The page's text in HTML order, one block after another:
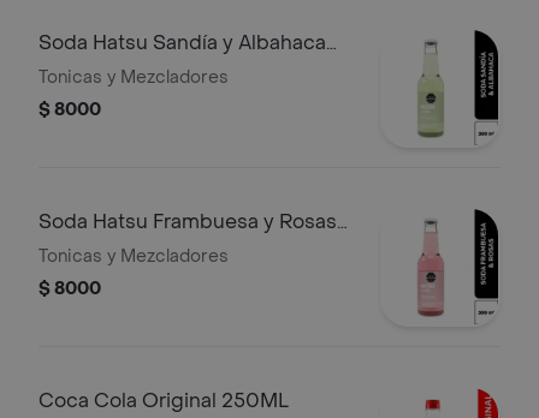
Soda Hatsu Sandía y Albahaca
300 ml
Tonicas y Mezcladores
$ 8000
Soda Hatsu Frambuesa y Rosas
300 ml
Tonicas y Mezcladores
$ 8000
Coca Cola Original 250ML